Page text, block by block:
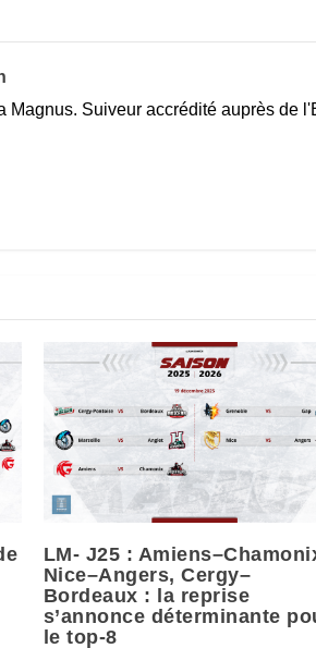
Magnus. Suiveur accrédité auprès de
LM- J25 :
Nice–Angers, Cergy–
Bordeaux : la reprise
s’annonce déterminante
le top-8